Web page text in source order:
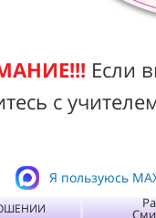
Если
с
Я пользуюсь